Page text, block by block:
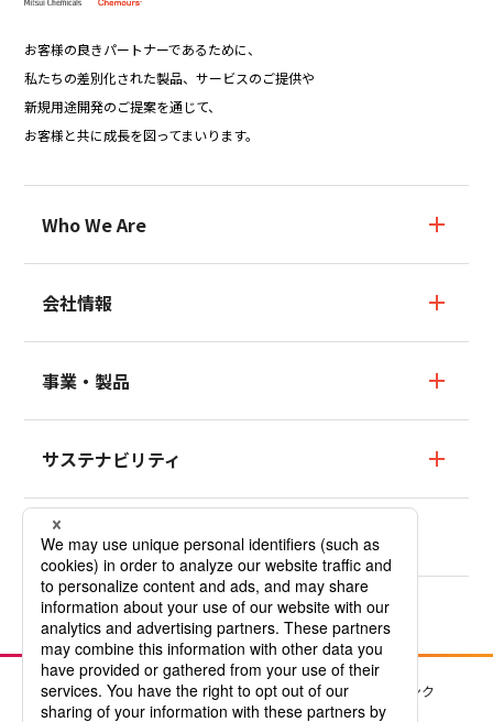
お客様の良きパートナーであるために、
私たちの差別化された製品、サービスのご提供や
新規用途開発のご提案を通じて、
お客様と共に成長を図ってまいります。
Who We Are
会社情報
パーパス・ビジョン・コアバリュー
会社概要
沿革
拠点
Company Profile
事業・製品
フッ素樹脂テフロン™塗料事業・製品
フッ素樹脂テフロン™
フッ素樹脂テフロン™塗料
低分子量PTFE（添加剤）
フッ素ケミカル事業・製品
サステナビリティ
サステナビリティTOP
トップメッセージ
サステナビリティの考え方と基本方針
レスポンシブルケア
社会活動
持続可能な調達
ニュース
採用情報
個人情報保護方針 サイトのご利用について 関連リンク